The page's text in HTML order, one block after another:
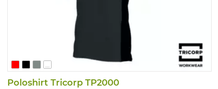
...
Poloshirt Tricorp TP2000